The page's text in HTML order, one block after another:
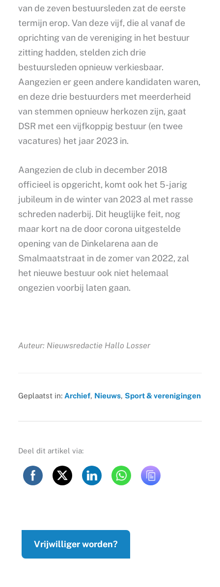
van de zeven bestuursleden zat de eerste
termijn erop. Van deze vijf, die al vanaf de
oprichting van de vereniging in het bestuur
zitting hadden, stelden zich drie
bestuursleden opnieuw verkiesbaar.
Aangezien er geen andere kandidaten waren,
en deze drie bestuurders met meerderheid
van stemmen opnieuw herkozen zijn, gaat
DSR met een vijfkoppig bestuur (en twee
vacatures) het jaar 2023 in.
Aangezien de club in december 2018
officieel is opgericht, komt ook het 5-jarig
jubileum in de winter van 2023 al met rasse
schreden naderbij. Dit heuglijke feit, nog
maar kort na de door corona uitgestelde
opening van de Dinkelarena aan de
Smalmaatstraat in de zomer van 2022, zal
het nieuwe bestuur ook niet helemaal
ongezien voorbij laten gaan.
Auteur: Nieuwsredactie Hallo Losser
Geplaatst in: Archief, Nieuws, Sport & verenigingen
Deel dit artikel via:
Vrijwilliger worden?